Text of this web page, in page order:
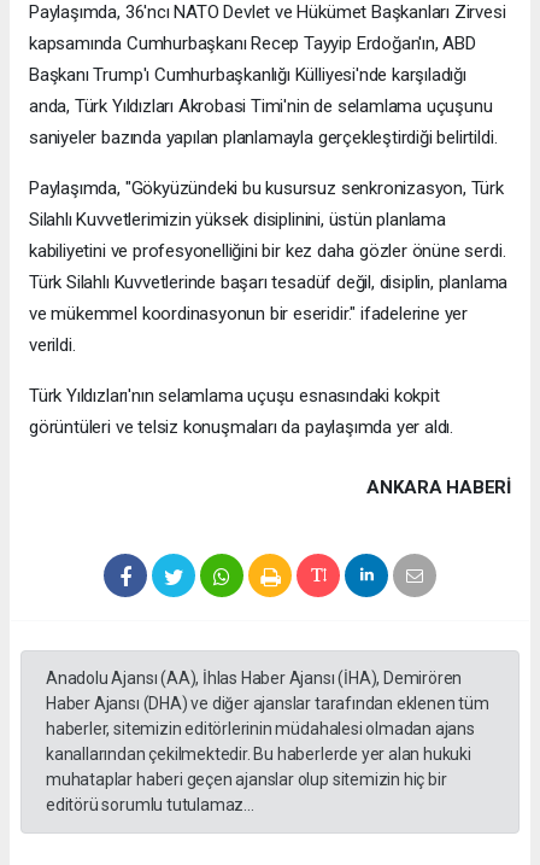
Paylaşımda, 36'ncı NATO Devlet ve Hükümet Başkanları Zirvesi
kapsamında Cumhurbaşkanı Recep Tayyip Erdoğan'ın, ABD
Başkanı Trump'ı Cumhurbaşkanlığı Külliyesi'nde karşıladığı
anda, Türk Yıldızları Akrobasi Timi'nin de selamlama uçuşunu
saniyeler bazında yapılan planlamayla gerçekleştirdiği belirtildi.
Paylaşımda, "Gökyüzündeki bu kusursuz senkronizasyon, Türk
Silahlı Kuvvetlerimizin yüksek disiplinini, üstün planlama
kabiliyetini ve profesyonelliğini bir kez daha gözler önüne serdi.
Türk Silahlı Kuvvetlerinde başarı tesadüf değil, disiplin, planlama
ve mükemmel koordinasyonun bir eseridir." ifadelerine yer
verildi.
Türk Yıldızları'nın selamlama uçuşu esnasındaki kokpit
görüntüleri ve telsiz konuşmaları da paylaşımda yer aldı.
ANKARA HABERİ
Anadolu Ajansı (AA), İhlas Haber Ajansı (İHA), Demirören
Haber Ajansı (DHA) ve diğer ajanslar tarafından eklenen tüm
haberler, sitemizin editörlerinin müdahalesi olmadan ajans
kanallarından çekilmektedir. Bu haberlerde yer alan hukuki
muhataplar haberi geçen ajanslar olup sitemizin hiç bir
editörü sorumlu tutulamaz...